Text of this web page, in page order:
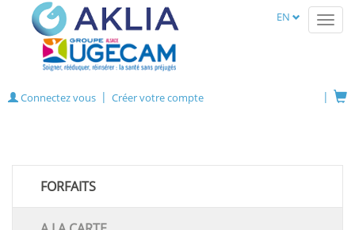
EN
Connectez vous Créer votre compte
FORFAITS